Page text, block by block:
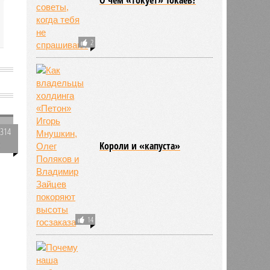
2
14
Kороли и «капуста»